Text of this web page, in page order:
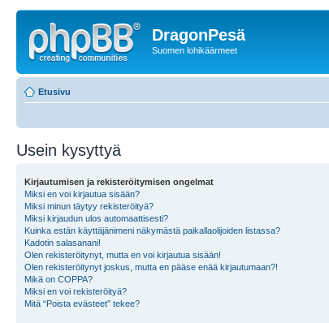
DragonPesä
Suomen lohikäärmeet
Etusivu
Usein kysyttyä
Kirjautumisen ja rekisteröitymisen ongelmat
Miksi en voi kirjautua sisään?
Miksi minun täytyy rekisteröityä?
Miksi kirjaudun ulos automaattisesti?
Kuinka estän käyttäjänimeni näkymästä paikallaolijoiden listassa?
Kadotin salasanani!
Olen rekisteröitynyt, mutta en voi kirjautua sisään!
Olen rekisteröitynyt joskus, mutta en pääse enää kirjautumaan?!
Mikä on COPPA?
Miksi en voi rekisteröityä?
Mitä “Poista evästeet” tekee?